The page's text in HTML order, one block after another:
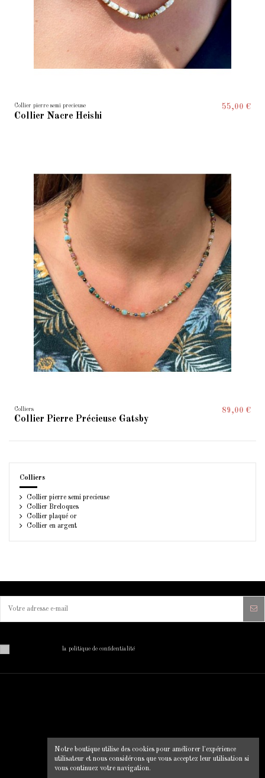
Collier pierre semi precieuse
Collier Nacre Heishi
55,00 €
Colliers
Collier Pierre Précieuse Gatsby
89,00 €
Colliers
Collier pierre semi precieuse
Collier Breloques
Collier plaqué or
Collier en argent
la politique de confidentialité
Clip Chic
12 rue du pont, 22130 Plancoet
Notre boutique utilise des cookies pour améliorer l'expérience
utilisateur et nous considérons que vous acceptez leur utilisation si
vous continuez votre navigation.